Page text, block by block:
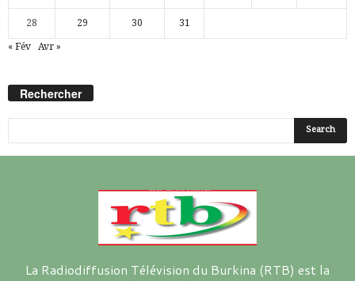
28 29 30 31
« Fév Avr »
Rechercher
La Radiodiffusion Télévision du Burkina (RTB) est la